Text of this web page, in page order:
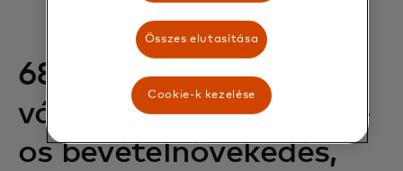
68%-os növekedés a
vásárlásokban és 88%-
os bevételnövekedés,
Összes elutasítása
Cookie-k kezelése